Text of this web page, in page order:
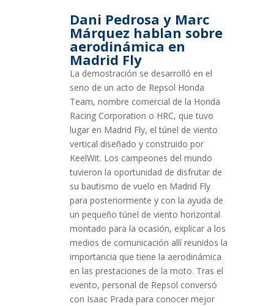
Dani Pedrosa y Marc
Márquez hablan sobre
aerodinámica en
Madrid Fly
La demostración se desarrolló en el
seno de un acto de Repsol Honda
Team, nombre comercial de la Honda
Racing Corporation o HRC, que tuvo
lugar en Madrid Fly, el túnel de viento
vertical diseñado y construido por
KeelWit. Los campeones del mundo
tuvieron la oportunidad de disfrutar de
su bautismo de vuelo en Madrid Fly
para posteriormente y con la ayuda de
un pequeño túnel de viento horizontal
montado para la ocasión, explicar a los
medios de comunicación allí reunidos la
importancia que tiene la aerodinámica
en las prestaciones de la moto. Tras el
evento, personal de Repsol conversó
con Isaac Prada para conocer mejor